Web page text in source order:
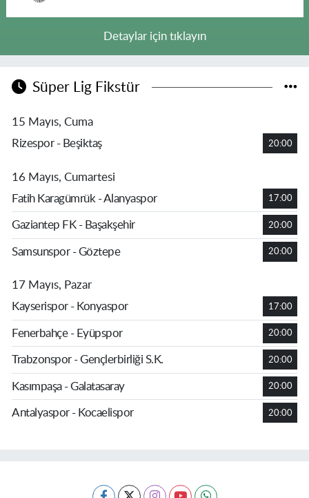
Detaylar için tıklayın
Süper Lig Fikstür
15 Mayıs, Cuma
Rizespor - Beşiktaş
20:00
16 Mayıs, Cumartesi
Fatih Karagümrük - Alanyaspor
17:00
Gaziantep FK - Başakşehir 20:00
Samsunspor - Göztepe 20:00
17 Mayıs, Pazar
Kayserispor - Konyaspor
17:00
Fenerbahçe - Eyüpspor 20:00
Trabzonspor - Gençlerbirliği S.K. 20:00
Kasımpaşa - Galatasaray 20:00
Antalyaspor - Kocaelispor 20:00